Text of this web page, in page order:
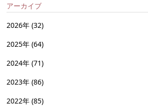
アーカイブ
2026年 (32)
2025年 (64)
2024年 (71)
2023年 (86)
2022年 (85)